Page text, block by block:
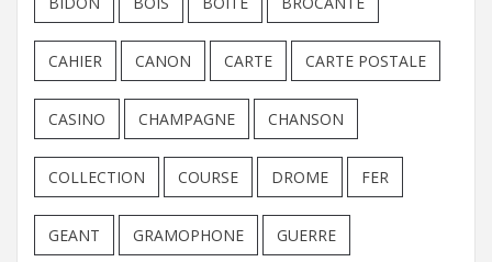
CAHIER CANON CARTE CARTE POSTALE
CASINO CHAMPAGNE CHANSON
COLLECTION COURSE DROME FER
GEANT GRAMOPHONE GUERRE